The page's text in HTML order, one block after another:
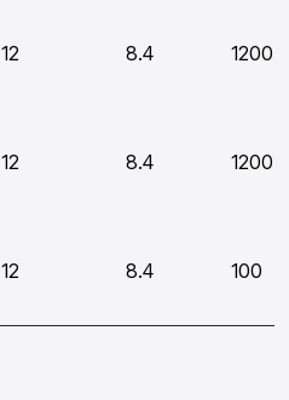
12 8.4 1200
12 8.4 1200
12 8.4 100